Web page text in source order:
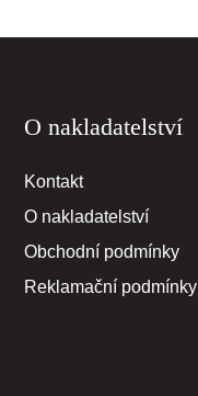
O nakladatelství
Kontakt
O nakladatelství
Obchodní podmínky
Reklamační podmínky